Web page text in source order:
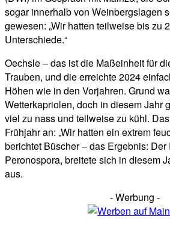
sogar innerhalb von Weinbergslagen
gewesen: „Wir hatten teilweise bis zu
Unterschiede.“
Oechsle – das ist die Maßeinheit für
Trauben, und die erreichte 2024
Höhen wie in den Vorjahren. Grund
Wetterkapriolen, doch in diesem Jahr
viel zu nass und teilweise zu kühl.
Frühjahr an: „Wir hatten ein extrem
berichtet Büscher – das Ergebnis:
Peronospora, breitete sich in diesem
aus.
- Werbung -